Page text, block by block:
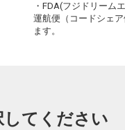
札
(新
クラスJを
・FDA(フジドリーム
運航便（コードシェ
ます。
てください